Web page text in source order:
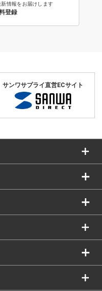
情報をお届けします
登録
サンワサプライ直営ECサイト